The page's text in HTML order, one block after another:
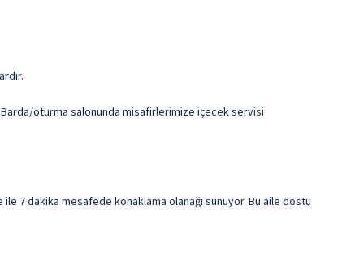
oturma salonunda misafirlerimize içecek servisi
7 dakika mesafede konaklama olanağı sunuyor. Bu aile dostu